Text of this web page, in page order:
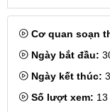
Cơ quan soạn
Ngày bắt đầu:
Ngày kết thúc:
Số lượt xem: 13